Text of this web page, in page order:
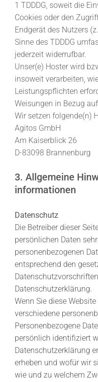
1 TDDDG, soweit die
Cookies oder den
Endgerät des Nutzers
Sinne des TDDDG
jederzeit widerrufbar.
Unser(e) Hoster wird
insoweit verarbeiten,
Leistungspflichten
Weisungen in Bezug
Wir setzen folgende(n)
Agitos GmbH
Am Kaiserblick 26
D-83098 Brannenburg
3. Allgemeine
informationen
Datenschutz
Die Betreiber dieser
persönlichen Daten
personenbezogenen
entsprechend den
Datenschutzerklärung.
Wenn Sie diese
verschiedene
Personenbezogene
persönlich identifiziert
Datenschutzerklärung
erheben und wofür wir
wie und zu welchem